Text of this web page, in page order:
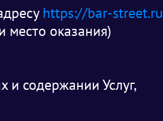
https://bar-street.ru
место оказания)
и содержании Услуг,